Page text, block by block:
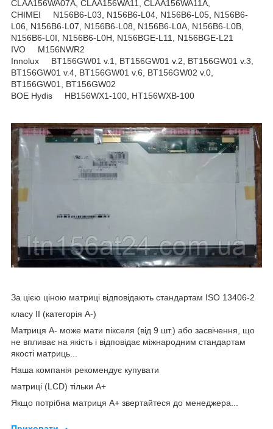
CLAA156WA07A, CLAA156WA11, CLAA156WA11A,
CHIMEI N156B6-L03, N156B6-L04, N156B6-L05, N156B6-
L06, N156B6-L07, N156B6-L08, N156B6-L0A, N156B6-L0B,
N156B6-L0I, N156B6-L0H, N156BGE-L11, N156BGE-L21
IVO M156NWR2
Innolux BT156GW01 v.1, BT156GW01 v.2, BT156GW01 v.3,
BT156GW01 v.4, BT156GW01 v.6, BT156GW02 v.0,
BT156GW01, BT156GW02
BOE Hydis HB156WX1-100, HT156WXB-100
За цією ціною матриці відповідають стандартам ISO 13406-2
класу II (категорія А-)
Матриця А- може мати пікселя (від 9 шт.) або засвічення, що
не впливає на якість і відповідає міжнародним стандартам
якості матриць...
Наша компанія рекомендує купувати
матриці (LCD) тільки А+
Якщо потрібна матриця А+ звертайтеся до менеджера...